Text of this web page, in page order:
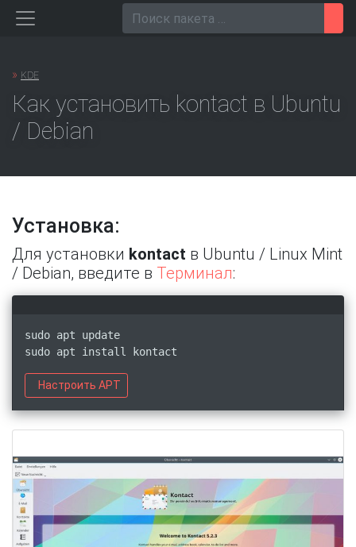
Перейти
» KDE
Как установить kontact в Ubuntu
/ Debian
Установка:
Для установки kontact в Ubuntu / Linux Mint
/ Debian, введите в Терминал:
sudo apt update
sudo apt install kontact
Настроить APT